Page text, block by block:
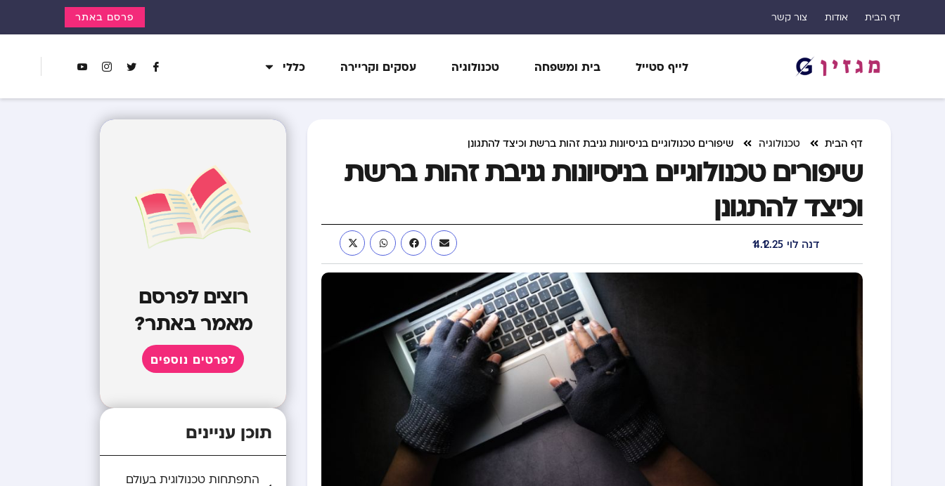
דף הבית אודות צור קשר פרסם באתר
לייף סטייל בית ומשפחה טכנולוגיה עסקים וקריירה כללי
דף הבית טכנולוגיה שיפורים טכנולוגיים בניסיונות גניבת זהות ברשת וכיצד להתגונן
שיפורים טכנולוגיים בניסיונות גניבת זהות ברשת
וכיצד להתגונן
דנה לוי 14.12.25
רוצים לפרסם
מאמר באתר?
לפרטים נוספים
תוכן עניינים
התפתחות טכנולוגית בעולם